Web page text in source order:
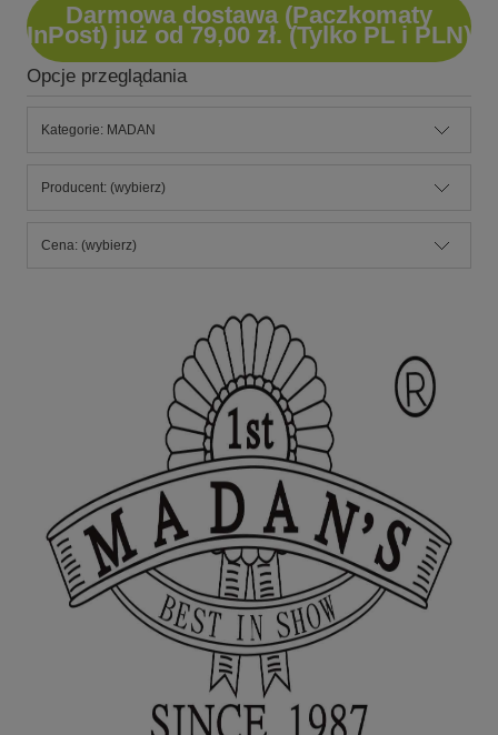
Darmowa dostawa (Paczkomaty
InPost) już od 79,00 zł. (Tylko PL i PLN)
Opcje przeglądania
Kategorie: MADAN
Producent: (wybierz)
Cena: (wybierz)